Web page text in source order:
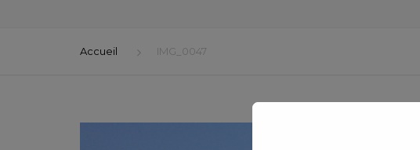
Accueil IMG_0047